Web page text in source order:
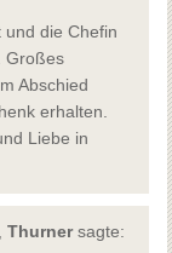
die Chefin
Großes
Abschied
erhalten.
Liebe in
Thurnersagte: